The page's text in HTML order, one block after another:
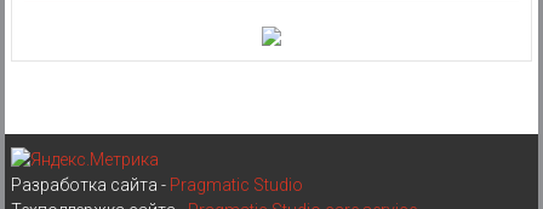
Разработка сайта - Pragmatic Studio